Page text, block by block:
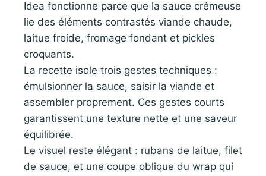
Idea fonctionne parce que la sauce crémeuse
lie des éléments contrastés viande chaude,
laitue froide, fromage fondant et pickles
croquants.
La recette isole trois gestes techniques :
émulsionner la sauce, saisir la viande et
assembler proprement. Ces gestes courts
garantissent une texture nette et une saveur
équilibrée.
Le visuel reste élégant : rubans de laitue, filet
de sauce, et une coupe oblique du wrap qui